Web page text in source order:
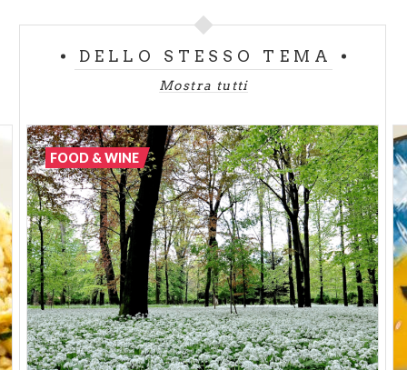
DELLO STESSO TEMA
Mostra tutti
FOOD & WINE